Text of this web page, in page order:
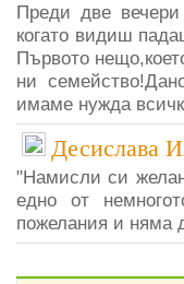
Преди две
когато видиш
Първото
ни
имаме нужда
Десислава
"Намисли си
едно от
пожелания и няма